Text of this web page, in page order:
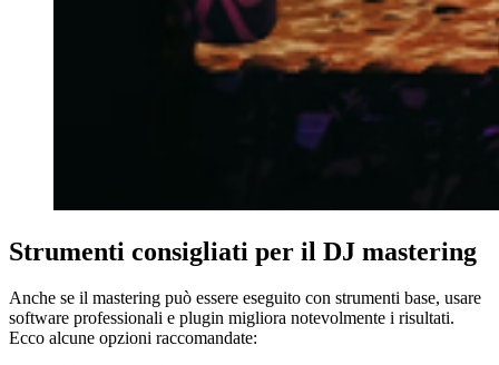
Strumenti consigliati per il DJ mastering
Anche se il mastering può essere eseguito con strumenti base, usare
software professionali e plugin migliora notevolmente i risultati.
Ecco alcune opzioni raccomandate: